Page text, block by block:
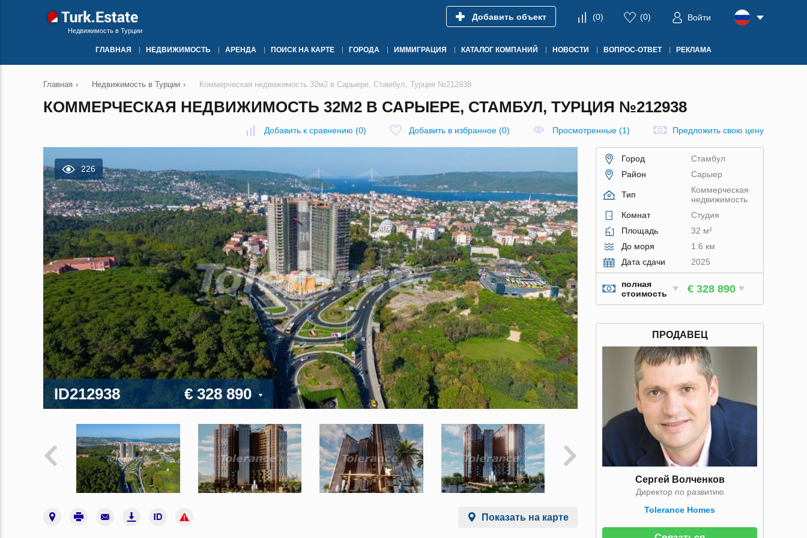
Недвижимость в Турции
Добавить объект (0) (0) Войти
ГЛАВНАЯ НЕДВИЖИМОСТЬ АРЕНДА ПОИСК НА КАРТЕ ГОРОДА ИММИГРАЦИЯ КАТАЛОГ КОМПАНИЙ НОВОСТИ ВОПРОС-ОТВЕТ РЕКЛАМА
Главная › Недвижимость в Турции › Коммерческая недвижимость 32м2 в Сарыере, Стамбул, Турция №212938
КОММЕРЧЕСКАЯ НЕДВИЖИМОСТЬ 32М2 В САРЫЕРЕ, СТАМБУЛ, ТУРЦИЯ №212938
Добавить к сравнению (0) Добавить в избранное (0) Просмотренные (1) Предложить свою цену
226
ID212938 € 328 890
Показать на карте
Город
Стамбул
Район
Сарыер
Тип
Коммерческая
недвижимость
Комнат
Студия
Площадь
32 м²
До моря
1.6 км
Дата сдачи
2025
полная
стоимость
€ 328 890
ПРОДАВЕЦ
Сергей Волченков
Директор по развитию
Tolerance Homes